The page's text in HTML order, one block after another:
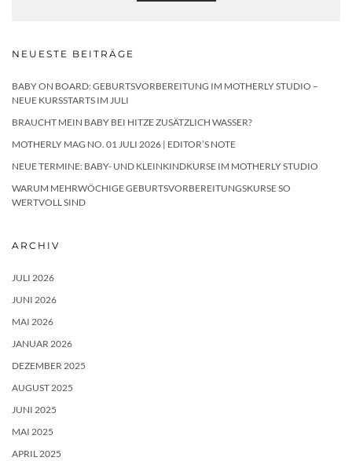
NEUESTE BEITRÄGE
BABY ON BOARD: GEBURTSVORBEREITUNG IM MOTHERLY STUDIO –
NEUE KURSSTARTS IM JULI
BRAUCHT MEIN BABY BEI HITZE ZUSÄTZLICH WASSER?
MOTHERLY MAG NO. 01 JULI 2026 | EDITOR’S NOTE
NEUE TERMINE: BABY- UND KLEINKINDKURSE IM MOTHERLY STUDIO
WARUM MEHRWÖCHIGE GEBURTSVORBEREITUNGSKURSE SO
WERTVOLL SIND
ARCHIV
JULI 2026
JUNI 2026
MAI 2026
JANUAR 2026
DEZEMBER 2025
AUGUST 2025
JUNI 2025
MAI 2025
APRIL 2025